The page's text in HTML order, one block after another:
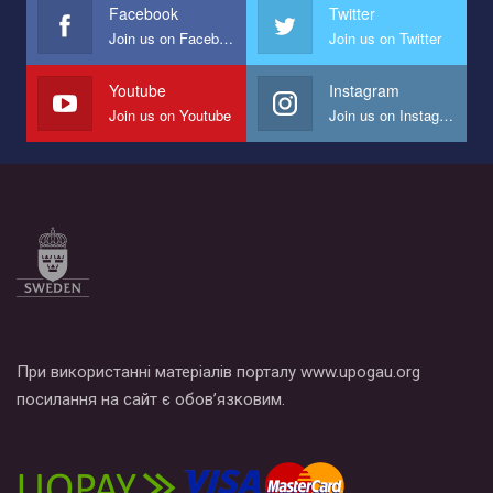
Facebook
Join us on Facebook
Twitter
Join us on Twitter
Youtube
Join us on Youtube
Instagram
Join us on Instagram
При використанні матеріалів порталу www.upogau.org
посилання на сайт є обов’язковим.